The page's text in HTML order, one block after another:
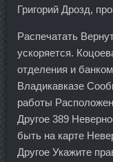
Григорий Дрозд,
Распечатать
ускоряется.
отделения и
Владикавказе
работы
Другое 389
быть на карте
Другое Укажите